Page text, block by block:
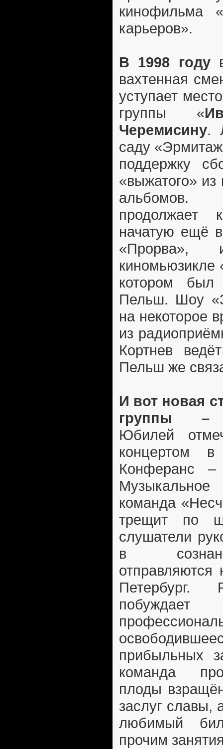
кинофильма
карьеров».
В 1998 годув
вахтенная
уступает
группы «
Черемисину.
саду
поддержку
«выжатого»
альбомов.
продолжает
начатую ещё
киномьюзикле
котором
Пельш. Шоу
на некоторое
из
Кортнев
Пельш же
И вот новая
группы –
Юбилей
концертом
Конферанс
команда
трещит по
слушатели
в
отправляются
Петербург.
прибыльных
команда
плоды
заслуг славы,
любимый
прочим